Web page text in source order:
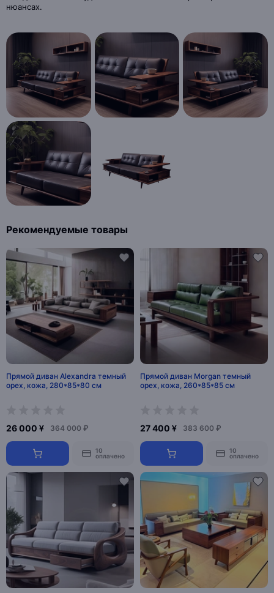
нюансах.
Рекомендуемые товары
Прямой диван Alexandra темный
орех, кожа, 280*85*80 см
26 000 ¥ 364 000 ₽
10
оплачено
Прямой диван Morgan темный
орех, кожа, 260*85*85 см
27 400 ¥ 383 600 ₽
10
оплачено